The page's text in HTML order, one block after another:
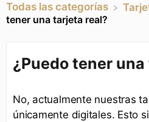
Todas las categorías
tener una tarjeta real?
¿Puedo tener
No, actualmente nuestras
únicamente digitales. Esto